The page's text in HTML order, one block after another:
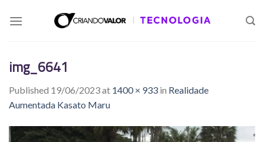
img_6641
Published 19/06/2023at 1400 × 933 in Realidade
Aumentada Kasato Maru